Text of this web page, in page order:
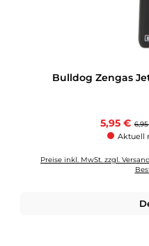
Bulldog Zengas
5,95 €
Aktuell
Preise inkl. MwSt. zzgl.